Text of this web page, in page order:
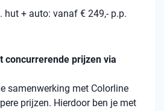
hut + auto: vanaf € 249,- p.p.
concurrerende prijzen via
samenwerking met Colorline
prijzen. Hierdoor ben je met